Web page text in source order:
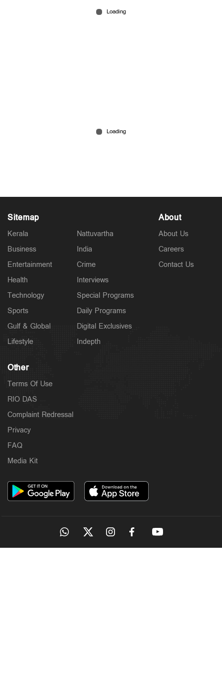
പാര്‍ട്ടിയാണെന്‍റെ കരുത്ത്, ഭയം; ഞാനൊരു
സാധാരണക്കാരന്‍; പിണറായി വിജയന്‍
Sitemap
Kerala
Business
Entertainment
Health
Technology
Sports
Gulf & Global
Lifestyle
Nattuvartha
India
Crime
Interviews
Special Programs
Daily Programs
Digital Exclusives
Indepth
About
About Us
Careers
Contact Us
Other
Terms Of Use
RIO DAS
Complaint Redressal
Privacy
FAQ
Media Kit